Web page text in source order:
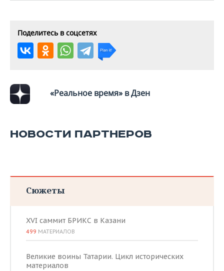
Поделитесь в соцсетях
«Реальное время» в Дзен
НОВОСТИ ПАРТНЕРОВ
Сюжеты
XVI саммит БРИКС в Казани
499 МАТЕРИАЛОВ
Великие воины Татарии. Цикл исторических
материалов